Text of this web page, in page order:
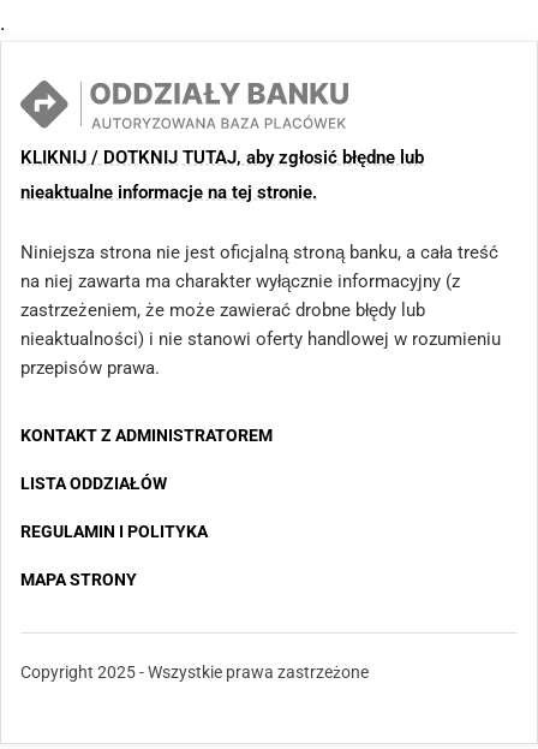
.
KLIKNIJ / DOTKNIJ TUTAJ, aby zgłosić błędne lub
nieaktualne informacje na tej stronie.
Niniejsza strona nie jest oficjalną stroną banku, a cała treść
na niej zawarta ma charakter wyłącznie informacyjny (z
zastrzeżeniem, że może zawierać drobne błędy lub
nieaktualności) i nie stanowi oferty handlowej w rozumieniu
przepisów prawa.
KONTAKT Z ADMINISTRATOREM
LISTA ODDZIAŁÓW
REGULAMIN I POLITYKA
MAPA STRONY
Copyright 2025 - Wszystkie prawa zastrzeżone